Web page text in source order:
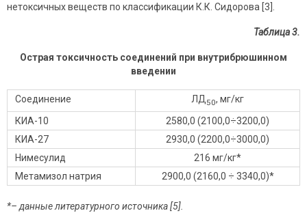
нетоксичных веществ по классификации К.К. Сидорова [3].
Таблица 3.
Острая токсичность соединений при внутрибрюшинном
введении
Соединение ЛД50, мг/кг
КИА-10
2580,0 (2100,0÷3200,0)
КИА-27
2930,0 (2200,0÷3000,0)
Нимесулид
216 мг/кг*
Метамизол натрия
2900,0 (2160,0 ÷ 3340,0)*
*– данные литературного источника [5].